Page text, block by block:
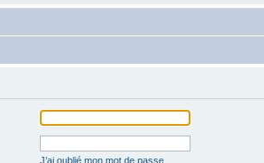
J’ai oublié mon mot de passe